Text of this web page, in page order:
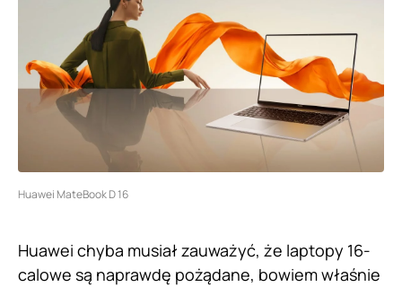
Huawei MateBook D 16
Huawei chyba musiał zauważyć, że laptopy 16-
calowe są naprawdę pożądane, bowiem właśnie